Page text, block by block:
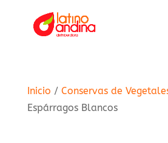
Inicio / Conservas de
Espárragos Blancos